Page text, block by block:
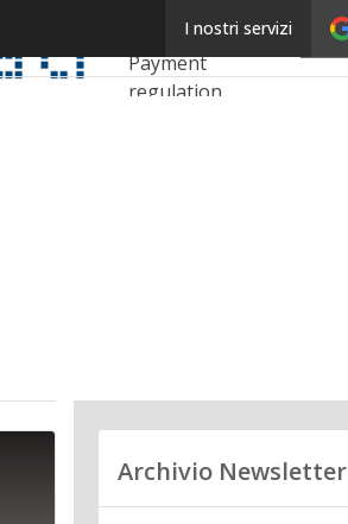
I nostri servizi
Ultimi articoli
Payment
regulation
Archivio Newsletter